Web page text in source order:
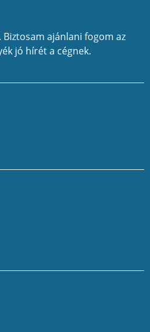
ajánlani fogom az
jó hírét a cégnek.